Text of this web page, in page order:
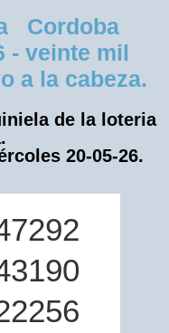
Cordoba
- veinte mil
a la cabeza.
de la loteria
20-05-26.